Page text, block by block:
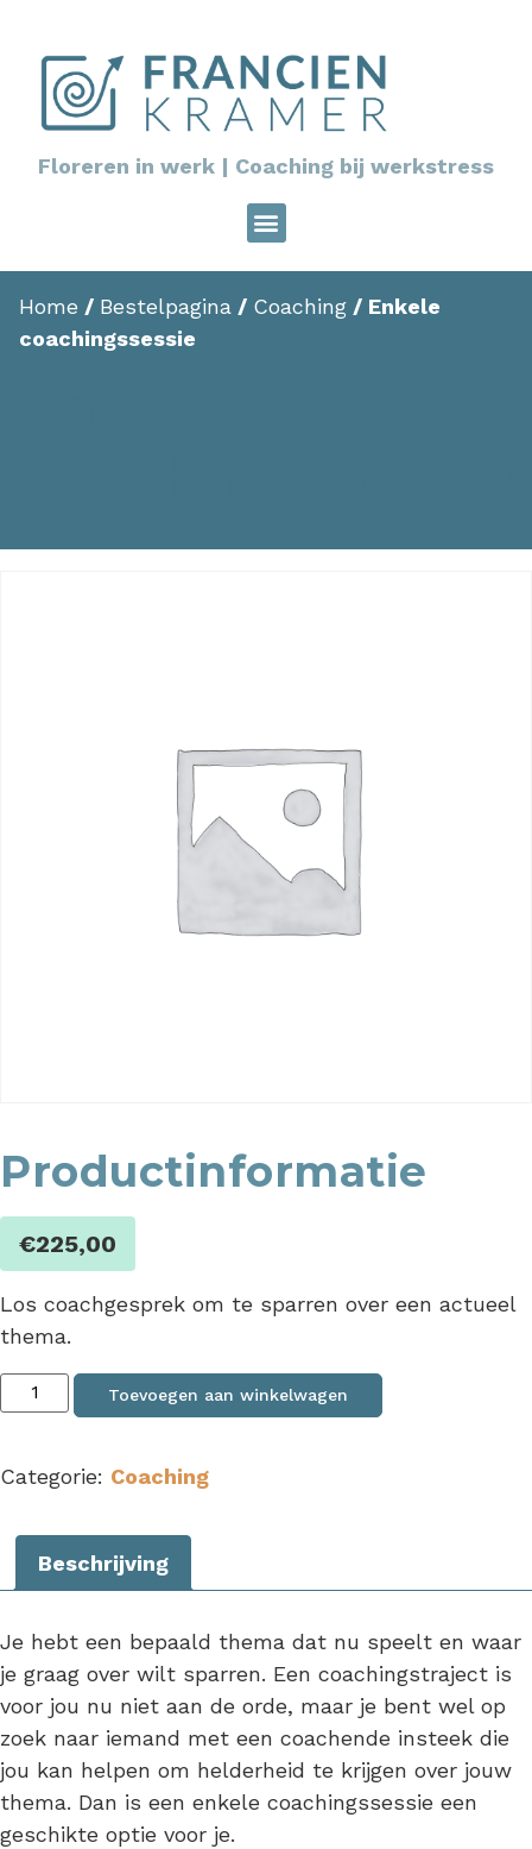
Floreren in werk | Coaching bij werkstress
Home / Bestelpagina / Coaching / Enkele
coachingssessie
Productinformatie
€225,00
Los coachgesprek om te sparren over een actueel
thema.
Toevoegen aan winkelwagen
Categorie: Coaching
Beschrijving
Je hebt een bepaald thema dat nu speelt en waar
je graag over wilt sparren. Een coachingstraject is
voor jou nu niet aan de orde, maar je bent wel op
zoek naar iemand met een coachende insteek die
jou kan helpen om helderheid te krijgen over jouw
thema. Dan is een enkele coachingssessie een
geschikte optie voor je.